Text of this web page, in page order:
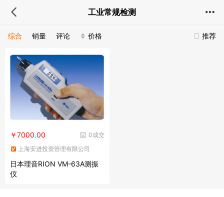
工业常规检测
推荐
综合 销量 评论 价格
0成交
￥7000.00
上海安进投资管理有限公司
日本理音RION VM-63A测振
仪